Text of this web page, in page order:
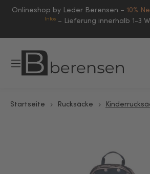
Onlineshop by Leder Berensen – 10%
Infos – Lieferung innerhalb 1-3
Startseite Rucksäcke